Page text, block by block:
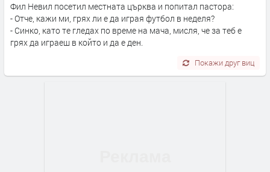
Фил Невил посетил местната църква и попитал пастора:
- Отче, кажи ми, грях ли е да играя футбол в неделя?
- Синко, като те гледах по време на мача, мисля, че за теб е
грях да играеш в който и да е ден.
Покажи друг виц